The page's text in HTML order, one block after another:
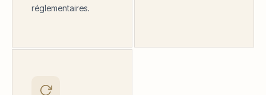
réglementaires.